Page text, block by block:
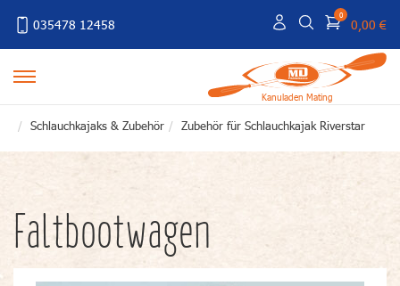
035478 12458
0
0,00 €
Kanuladen Mating
Schlauchkajaks & Zubehör Zubehör für Schlauchkajak Riverstar
Faltbootwagen